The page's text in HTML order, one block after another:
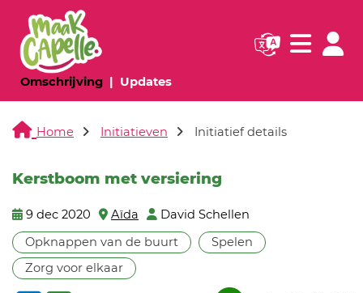
Omschrijving(huidige pagina)
Updates(huidige pagina)
Navigatie
Home Initiatieven Initiatief details
Kerstboom met versiering
9 dec 2020 Aïda
David Schellen
Opknappen van de buurt
Spelen
Zorg voor elkaar